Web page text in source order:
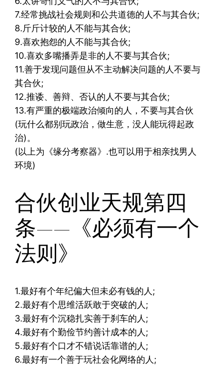
7.经常挑战社会规则和公共道德的人不与其合伙;
8.斤斤计较的人不能与其合伙;
9.喜欢抱怨的人不能与其合伙;
10.喜欢多嘴播弄是非的人不要与其合伙;
11.善于发现问题但从不主动解决问题的人不要与
其合伙;
12.推诿、善辩、否认的人不要与其合伙;
13.有严重的极端政治倾向的人，不要与其合伙
(玩什么都别玩政治，做生意，没人能玩得起政
治)。
(以上为《缘分考察器》.也可以用于相亲找男人
环境)
合伙创业天规第四
条——《必须有一个
法则》
1.最好有个年纪偏大但未必有钱的人;
2.最好有个思维活跃敢于突破的人;
3.最好有个沉稳扎实善于刹车的人;
4.最好有个勤俭节约善计成本的人;
5.最好有个口才不错说话靠谱的人;
6.最好有一个善于玩社会化网络的人;